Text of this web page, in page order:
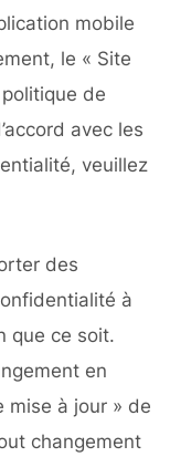
mobile
le « Site
de
avec les
veuillez
des
à
que ce soit.
en
mise à jour » de
changement